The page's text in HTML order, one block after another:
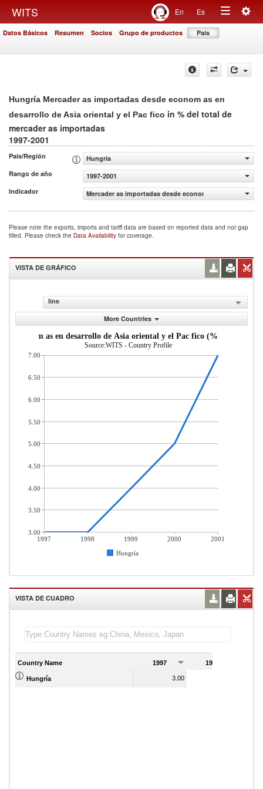
WITS En Es
Toggle
Datos Básicos Resumen Socios Grupo de productos País
Hungría Mercader as importadas desde econom as en
desarrollo de Asia oriental y el Pac fico in % del total de
mercader as importadas
1997-2001
País/Región
Hungría
Rango de año
1997-2001
Indicador
Mercader as importadas desde econom as en
Please note the exports, imports and tariff data are based on reported data and not gap
filled. Please check the Data Availability for coverage.
VISTA DE GRÁFICO
line
More Countries
econom as en desarrollo de Asia oriental y el Pac fico (% del total
Source:WITS - Country Profile
1997 1998 1999 2000
2001
Hungría
7.00
6.50
6.00
5.50
5.00
4.50
4.00
3.50
3.00
VISTA DE CUADRO
Country Name 1997 1998
Hungría 3.00